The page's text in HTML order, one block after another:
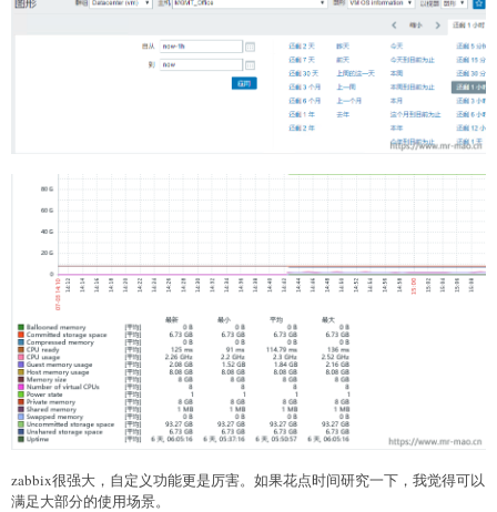
zabbix很强大，自定义功能更是厉害。如果花点时间研究一下，我觉得可以
满足大部分的使用场景。